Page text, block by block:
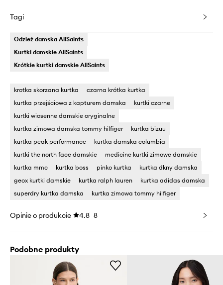
Tagi
Odzież damska AllSaints
Kurtki damskie AllSaints
Krótkie kurtki damskie AllSaints
krotka skorzana kurtka
czarna krótka kurtka
kurtka przejściowa z kapturem damska
kurtki czarne
kurtki wiosenne damskie oryginalne
kurtka zimowa damska tommy hilfiger
kurtka bizuu
kurtka peak performance
kurtka damska columbia
kurtki the north face damskie
medicine kurtki zimowe damskie
kurtka mmc
kurtka boss pinko kurtka
kurtka dkny damska
geox kurtki damskie
kurtka ralph lauren
kurtka adidas damska
superdry kurtka damska
kurtka zimowa tommy hilfiger
Opinie o produkcie 4.8 8
Podobne produkty